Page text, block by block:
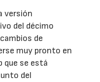
versión
del décimo
de
muy pronto en
que se está
del